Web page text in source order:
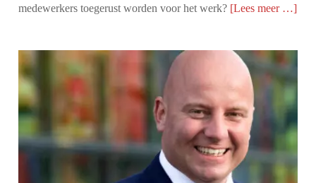
medewerkers toegerust worden voor het werk? [Lees meer …]